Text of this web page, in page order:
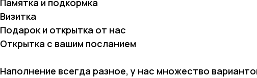
Памятка и подкормка
Визитка
Подарок и открытка от нас
Открытка с вашим посланием
Наполнение всегда разное, у нас множество